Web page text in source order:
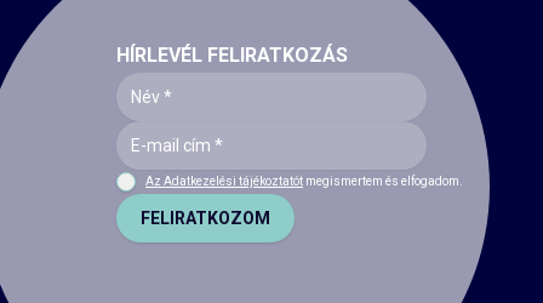
HÍRLEVÉL FELIRATKOZÁS
Az Adatkezelési tájékoztatót megismertem és elfogadom.
FELIRATKOZOM